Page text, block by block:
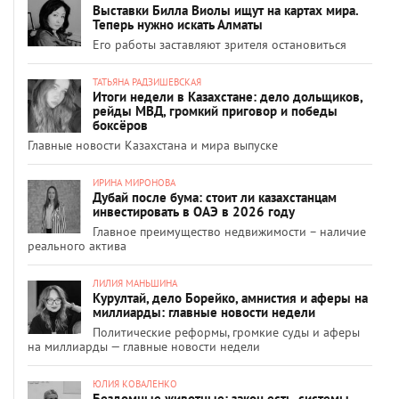
Выставки Билла Виолы ищут на картах мира.
Теперь нужно искать Алматы
Его работы заставляют зрителя остановиться
ТАТЬЯНА РАДЗИШЕВСКАЯ
Итоги недели в Казахстане: дело дольщиков,
рейды МВД, громкий приговор и победы
боксёров
Главные новости Казахстана и мира выпуске
ИРИНА МИРОНОВА
Дубай после бума: стоит ли казахстанцам
инвестировать в ОАЭ в 2026 году
Главное преимущество недвижимости – наличие
реального актива
ЛИЛИЯ МАНЬШИНА
Курултай, дело Борейко, амнистия и аферы на
миллиарды: главные новости недели
Политические реформы, громкие суды и аферы
на миллиарды — главные новости недели
ЮЛИЯ КОВАЛЕНКО